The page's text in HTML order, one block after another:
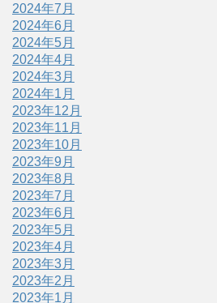
2024年7月
2024年6月
2024年5月
2024年4月
2024年3月
2024年1月
2023年12月
2023年11月
2023年10月
2023年9月
2023年8月
2023年7月
2023年6月
2023年5月
2023年4月
2023年3月
2023年2月
2023年1月